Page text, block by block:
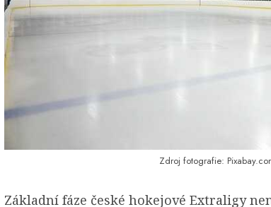
Zdroj fotografie:
Základní fáze české hokejové Extraligy